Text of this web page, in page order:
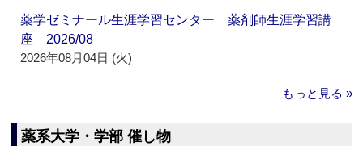
薬学ゼミナール生涯学習センター 薬剤師生涯学習講
座 2026/08
2026年08月04日 (火)
もっと見る »
薬系大学・学部 催し物